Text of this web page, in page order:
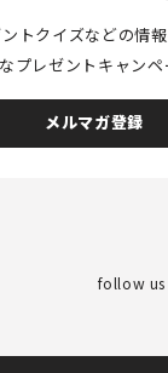
トクイズなどの情
プレゼントキャンペ
メルマガ登録
follow us